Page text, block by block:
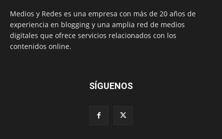
Medios y Redes es una empresa con más de 20 años de
experiencia en blogging y una amplia red de medios
digitales que ofrece servicios relacionados con los
contenidos online.
SÍGUENOS